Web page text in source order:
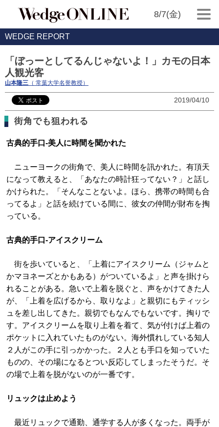
8/7(金)
WEDGE REPORT
「ぼっーとしてるんじゃないよ！」カモの日本
人観光客
山本隆三 （ 常葉大学名誉教授）
2019/04/10
街角でも狙われる
古典的手口‐美人に時間を聞かれた
ニューヨークの街角で、美人に時間を訊かれた。有頂天
になって教えると、「あなたの時計狂ってない？」と話し
かけられた。「そんなことないよ。ほら、携帯の時間も合
ってるよ」と話を続けている間に、彼女の仲間が財布を掏
っている。
古典的手口-アイスクリーム
街を歩いていると、「上着にアイスクリーム（ジャムと
かマヨネーズとかもある）がついているよ」と声を掛けら
れることがある。急いで上着を脱ぐと、声をかけてきた人
が、「上着を広げるから、取りなよ」と親切にもティッシ
ュを差し出してきた。親切でもなんでもないです。掏りで
す。アイスクリームを取り上着を着て、気が付けば上着の
ポケットに入れていたものがない。海外慣れしている知人
２人がこの手に引っかかった。２人とも手口を知っていた
ものの、その場になるとつい反応してしまったそうだ。そ
の場で上着を脱がないのが一番です。
リュックは止めよう
最近リュックで通勤、通学する人が多くなった。両手が